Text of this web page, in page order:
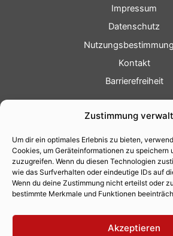
Zustimmung
Um dir ein optimales Erlebnis zu bieten,
Cookies, um Geräteinformationen zu speichern
zuzugreifen. Wenn du diesen Technologien
wie das Surfverhalten oder eindeutige IDs auf
Wenn du deine Zustimmung nicht erteilst oder
bestimmte Merkmale und Funktionen
Akzeptieren
Impressum
Datenschutz
Kontakt
Barrierefreiheit
Fotoservice
Videoservice
Werbung
Contenterstellung
Lokalnachrichten
Lokalfernsehen